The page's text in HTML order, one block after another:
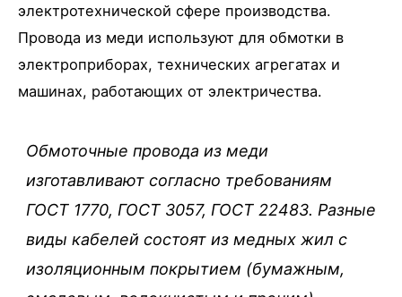
электротехнической сфере производства.
Провода из меди используют для обмотки в
электроприборах, технических агрегатах и
машинах, работающих от электричества.
Обмоточные провода из меди
изготавливают согласно требованиям
ГОСТ 1770, ГОСТ 3057, ГОСТ 22483. Разные
виды кабелей состоят из медных жил с
изоляционным покрытием (бумажным,